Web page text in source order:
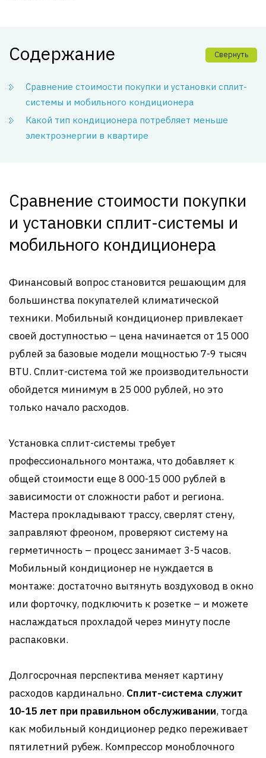
Содержание Свернуть
Сравнение стоимости покупки и установки сплит-
системы и мобильного кондиционера
Какой тип кондиционера потребляет меньше
электроэнергии в квартире
Сравнение стоимости покупки
и установки сплит-системы и
мобильного кондиционера
Финансовый вопрос становится решающим для
большинства покупателей климатической
техники. Мобильный кондиционер привлекает
своей доступностью – цена начинается от 15 000
рублей за базовые модели мощностью 7-9 тысяч
BTU. Сплит-система той же производительности
обойдется минимум в 25 000 рублей, но это
только начало расходов.
Установка сплит-системы требует
профессионального монтажа, что добавляет к
общей стоимости еще 8 000-15 000 рублей в
зависимости от сложности работ и региона.
Мастера прокладывают трассу, сверлят стену,
заправляют фреоном, проверяют систему на
герметичность – процесс занимает 3-5 часов.
Мобильный кондиционер не нуждается в
монтаже: достаточно вытянуть воздуховод в окно
или форточку, подключить к розетке – и можете
наслаждаться прохладой через минуту после
распаковки.
Долгосрочная перспектива меняет картину
расходов кардинально. Сплит-система служит
10-15 лет при правильном обслуживании, тогда
как мобильный кондиционер редко переживает
пятилетний рубеж. Компрессор моноблочного